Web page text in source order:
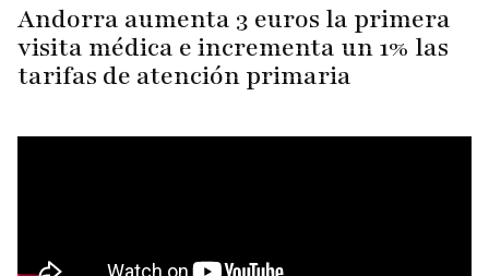
Andorra aumenta 3 euros la primera
visita médica e incrementa un 1% las
tarifas de atención primaria